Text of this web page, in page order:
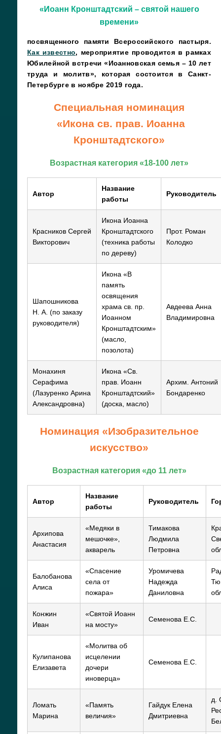
«Иоанн Кронштадтский – святой нашего
времени»
посвященного памяти Всероссийского пастыря.
Как известно, мероприятие проводится в рамках
Юбилейной встречи «Иоанновская семья – 10 лет
труда и молитв», которая состоится в Санкт-
Петербурге в ноябре 2019 года.
Специальная номинация
«Икона св. прав. Иоанна
Кронштадтского»
Возрастная категория «18-100 лет»
Автор
Название
работы
Руководитель
Красников Сергей
Викторович
Икона Иоанна
Кронштадтского
(техника работы
по дереву)
Прот. Роман
Колодко
Шапошникова
Н. А. (по заказу
руководителя)
Икона «В
память
освящения
храма св. пр.
Иоанном
Кронштадтским»
(масло,
позолота)
Авдеева Анна
Владимировна
Монахиня
Серафима
(Лазуренко Арина
Александровна)
Икона «Св.
прав. Иоанн
Кронштадтский»
(доска, масло)
Архим. Антоний
Бондаренко
Номинация «Изобразительное
искусство»
Возрастная категория «до 11 лет»
Автор
Название
работы
Руководитель
Архипова
Анастасия
«Медяки в
мешочке»,
акварель
Тимакова
Людмила
Петровна
Балобанова
Алиса
«Спасение
села от
пожара»
Уромичева
Надежда
Даниловна
Конжин
Иван
«Святой Иоанн
на мосту»
Семенова Е.С.
Кулипанова
Елизавета
«Молитва об
исцелении
дочери
иноверца»
Семенова Е.С.
Ломать
Марина
«Память
величия»
Гайдук Елена
Дмитриевна
д.